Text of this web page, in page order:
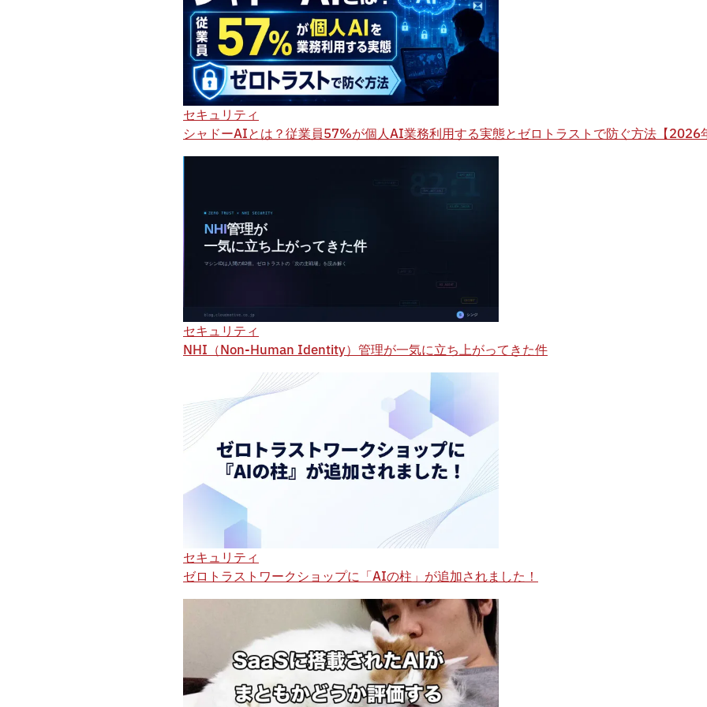
セキュリティ
シャドーAIとは？従業員57%が個人AI業務利用する実態とゼロトラストで防ぐ方法【2026
セキュリティ
NHI（Non-Human Identity）管理が一気に立ち上がってきた件
セキュリティ
ゼロトラストワークショップに「AIの柱」が追加されました！